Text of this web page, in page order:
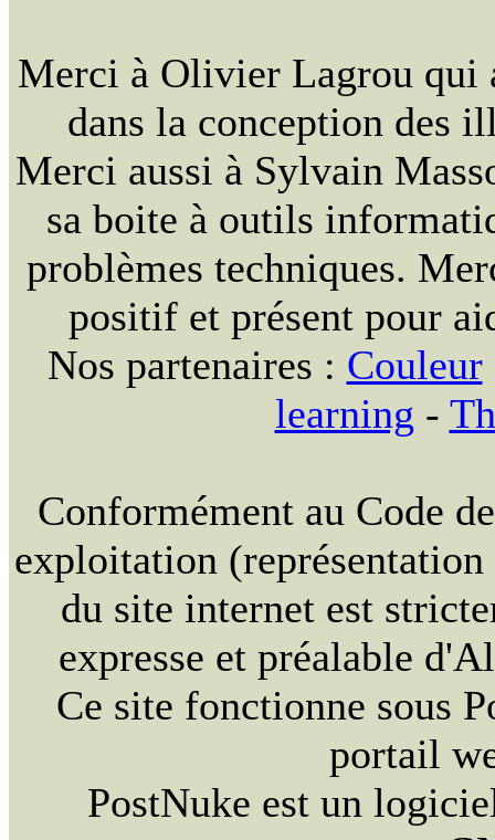
Merci à Olivier Lagrou qui
dans la conception des
Merci aussi à Sylvain
sa boite à outils
problèmes techniques.
positif et présent pour
Nos partenaires : Couleur
learning -
Conformément au Code
exploitation
du site internet est
expresse et préalable
Ce site fonctionne sous
portail
PostNuke est un